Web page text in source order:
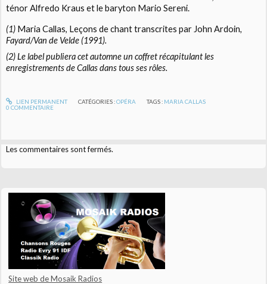
ténor Alfredo Kraus et le baryton Mario Sereni.
(1) Maria Callas, Leçons de chant transcrites par John Ardoin,
Fayard/Van de Velde (1991).
(2) Le label publiera cet automne un coffret récapitulant les
enregistrements de Callas dans tous ses rôles.
LIEN PERMANENT CATÉGORIES :OPÉRA TAGS : MARIA CALLAS
0 COMMENTAIRE
Les commentaires sont fermés.
Site web de Mosaik Radios